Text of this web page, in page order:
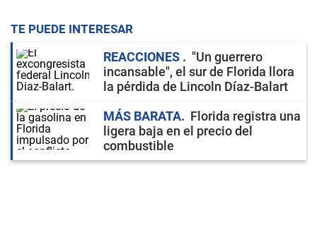
TE PUEDE INTERESAR
REACCIONES
"Un guerrero
incansable", el sur de Florida llora
la pérdida de Lincoln Díaz-Balart
MÁS BARATA
Florida registra una
ligera baja en el precio del
combustible